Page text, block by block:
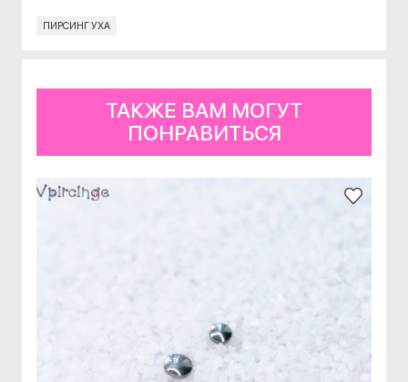
ПИРСИНГ УХА
ТАКЖЕ ВАМ МОГУТ
ПОНРАВИТЬСЯ